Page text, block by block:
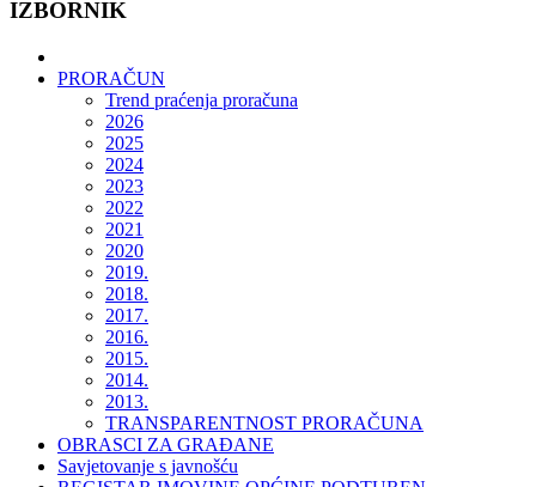
IZBORNIK
PRORAČUN
Trend praćenja proračuna
2026
2025
2024
2023
2022
2021
2020
2019.
2018.
2017.
2016.
2015.
2014.
2013.
TRANSPARENTNOST PRORAČUNA
OBRASCI ZA GRAĐANE
Savjetovanje s javnošću